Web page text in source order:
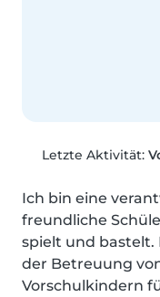
Letzte Aktivität:
Ich bin eine
freundliche
spielt und bastelt.
der Betreuung
Vorschulkindern